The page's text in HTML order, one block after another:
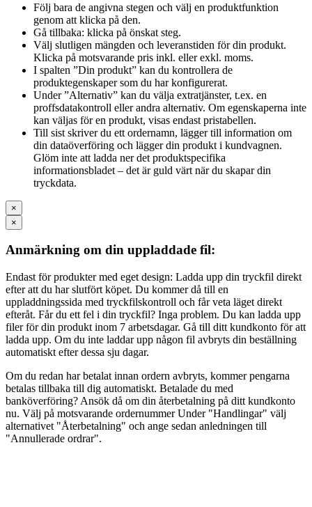
Följ bara de angivna stegen och välj en produktfunktion
genom att klicka på den.
Gå tillbaka: klicka på önskat steg.
Välj slutligen mängden och leveranstiden för din produkt.
Klicka på motsvarande pris inkl. eller exkl. moms.
I spalten ”Din produkt” kan du kontrollera de
produktegenskaper som du har konfigurerat.
Under ”Alternativ” kan du välja extratjänster, t.ex. en
proffsdatakontroll eller andra alternativ. Om egenskaperna inte
kan väljas för en produkt, visas endast pristabellen.
Till sist skriver du ett ordernamn, lägger till information om
din dataöverföring och lägger din produkt i kundvagnen.
Glöm inte att ladda ner det produktspecifika
informationsbladet – det är guld värt när du skapar din
tryckdata.
×
×
Anmärkning om din uppladdade fil:
Endast för produkter med eget design: Ladda upp din tryckfil direkt
efter att du har slutfört köpet. Du kommer då till en
uppladdningssida med tryckfilskontroll och får veta läget direkt
efteråt. Får du ett fel i din tryckfil? Inga problem. Du kan ladda upp
filer för din produkt inom 7 arbetsdagar. Gå till ditt kundkonto för att
ladda upp. Om du inte laddar upp någon fil avbryts din beställning
automatiskt efter dessa sju dagar.
Om du redan har betalat innan ordern avbryts, kommer pengarna
betalas tillbaka till dig automatiskt. Betalade du med
banköverföring? Ansök då om din återbetalning på ditt kundkonto
nu. Välj på motsvarande ordernummer Under "Handlingar" välj
alternativet "Återbetalning" och ange sedan anledningen till
"Annullerade ordrar".